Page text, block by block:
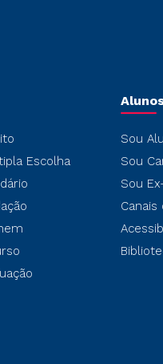
Escolha
Sou
Sou
Sou